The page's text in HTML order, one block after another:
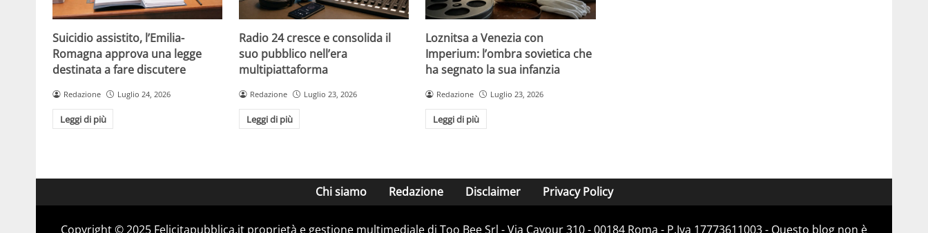
Suicidio assistito, l’Emilia-
Romagna approva una legge
destinata a fare discutere
Redazione Luglio 24, 2026
Leggi di più
Radio 24 cresce e consolida il
suo pubblico nell’era
multipiattaforma
Redazione Luglio 23, 2026
Leggi di più
Loznitsa a Venezia con
Imperium: l’ombra sovietica che
ha segnato la sua infanzia
Redazione Luglio 23, 2026
Leggi di più
Chi siamo Redazione Disclaimer Privacy Policy
Copyright © 2025 Felicitapubblica.it proprietà e gestione multimediale di Too Bee Srl - Via Cavour 310 - 00184 Roma - P.Iva 17773611003 - Questo blog non è